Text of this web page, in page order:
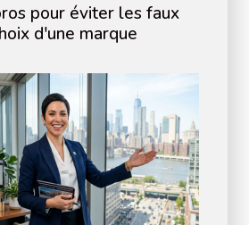
pour éviter les faux
d'une marque